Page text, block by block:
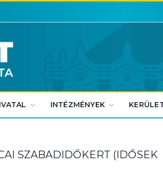
INTÉZMÉNYEK
SZABADIDŐKERT (IDŐSEK